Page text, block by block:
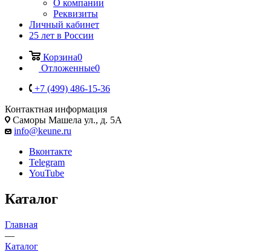
О компании
Реквизиты
Личный кабинет
25 лет в России
Корзина0
Отложенные0
+7 (499) 486-15-36
Контактная информация
Саморы Машела ул., д. 5А
info@keune.ru
Вконтакте
Telegram
YouTube
Каталог
Главная
—
Каталог